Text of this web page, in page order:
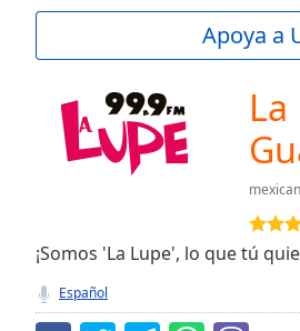
Current
Loaded:
live,
behind
LIVE
Apoya a
mexican
¡Somos 'La Lupe', lo que tú
Español